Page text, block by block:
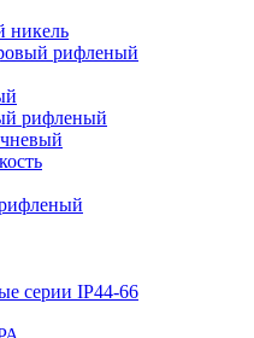
никель
рифленый
рифленый
серии IP44-66